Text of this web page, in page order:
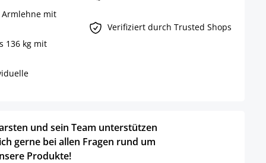
mit
136 kg mit
Verifiziert durch Trusted Shops
und sein Team unterstützen
gerne bei allen Fragen rund um
Produkte!